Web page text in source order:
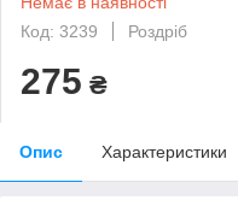
Код: 3239
Роздріб
275 ₴
Опис Характеристики